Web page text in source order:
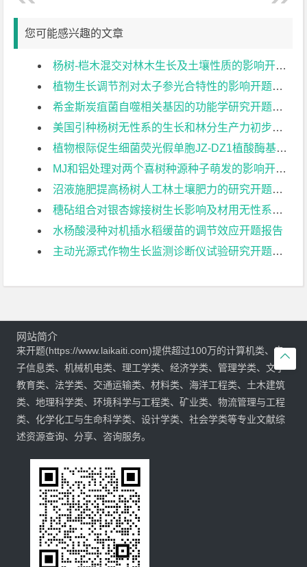
您可能感兴趣的文章
杨树-桤木混交对林木生长及土壤性质的影响开题报告
植物生长调节剂对太子参光合特性的影响开题报告
希金斯炭疽菌自噬相关基因的功能学研究开题报告
美国引种杨树无性系的生长和林分生产力初步比较开题报告
植物根际促生细菌荧光假单胞JZ-DZ1植酸酶基因的原核表达开题报告
MJ和铝处理对两个喜树种源种子萌发的影响开题报告
沼液施肥提高杨树人工林土壤肥力的研究开题报告
穗砧组合对银杏嫁接树生长影响及材用无性系初选开题报告
水杨酸浸种对机插水稻缓苗的调节效应开题报告
主动光源式作物生长监测诊断仪试验研究开题报告

网站简介
来开题(https://www.laikaiti.com)提供超过100万的计算机类、电
子信息类、机械机电类、理工学类、经济学类、管理学类、文学
教育类、法学类、交通运输类、材料类、海洋工程类、土木建筑
类、地理科学类、环境科学与工程类、矿业类、物流管理与工程
类、化学化工与生命科学类、设计学类、社会学类等专业文献综
述资源查询、分享、咨询服务。